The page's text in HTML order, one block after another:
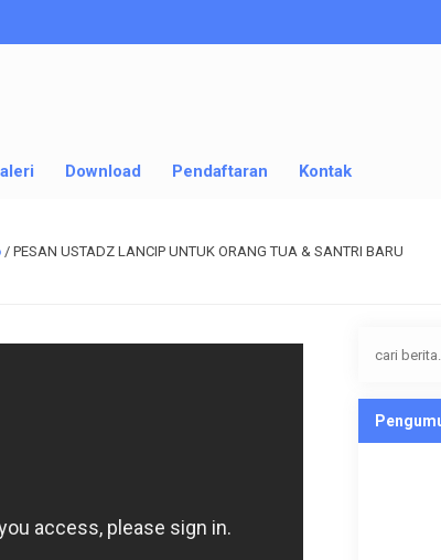
Download Pendaftaran Kontak
/ PESAN USTADZ LANCIP UNTUK ORANG TUA & SANTRI BARU